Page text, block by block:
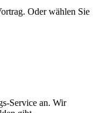
Oder wählen Sie
Service an. Wir